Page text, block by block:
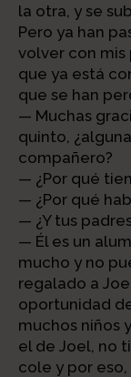
la otra, y se
Pero ya han
volver con mis
que ya está
que se han
— Muchas
quinto,
compañero?
— ¿Por qué
— ¿Por qué
— ¿Y tus
— Él es un
mucho y no
regalado a
oportunidad
muchos niños
el de Joel, no
cole y por